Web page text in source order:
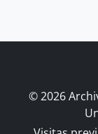
© 2026